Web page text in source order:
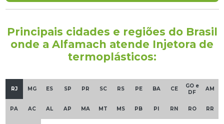
Principais cidades e regiões do Brasil
onde a Alfamach atende Injetora de
termoplásticos:
RJ MG ES SP PR SC RS PE BA CE
GO e
DF
AM
PA AC AL AP MA MT MS PB PI RN RO RR